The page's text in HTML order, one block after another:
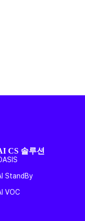
CS 솔루션
StandBy
VOC